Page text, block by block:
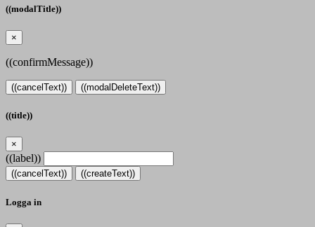
((modalTitle))
×
((confirmMessage))
((cancelText)) ((modalDeleteText))
((title))
×
((label))
((cancelText)) ((createText))
Logga in